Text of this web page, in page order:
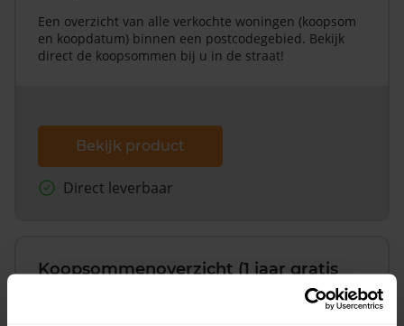
Een overzicht van alle verkochte woningen (koopsom
en koopdatum) binnen een postcodegebied. Bekijk
direct de koopsommen bij u in de straat!
Bekijk product
Direct leverbaar
Koopsommenoverzicht (1 jaar gratis